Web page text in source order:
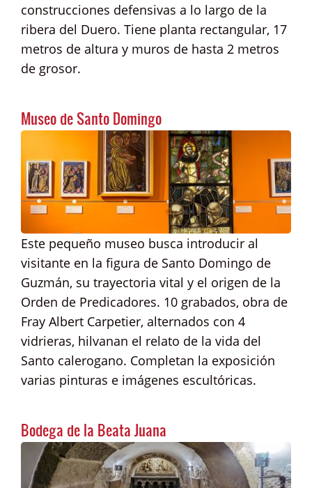
construcciones defensivas a lo largo de la
ribera del Duero. Tiene planta rectangular, 17
metros de altura y muros de hasta 2 metros
de grosor.
Museo de Santo Domingo
Este pequeño museo busca introducir al
visitante en la figura de Santo Domingo de
Guzmán, su trayectoria vital y el origen de la
Orden de Predicadores. 10 grabados, obra de
Fray Albert Carpetier, alternados con 4
vidrieras, hilvanan el relato de la vida del
Santo calerogano. Completan la exposición
varias pinturas e imágenes escultóricas.
Bodega de la Beata Juana